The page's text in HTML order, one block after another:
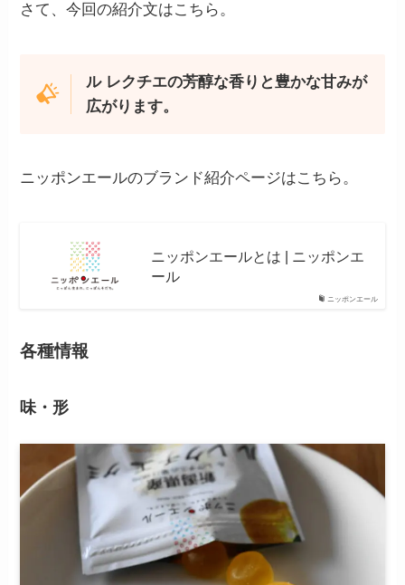
さて、今回の紹介文はこちら。
ル レクチエの芳醇な香りと豊かな甘みが
広がります。
ニッポンエールのブランド紹介ページはこちら。
ニッポンエール
ニッポンエールとは | ニッポンエ
ール
各種情報
味・形